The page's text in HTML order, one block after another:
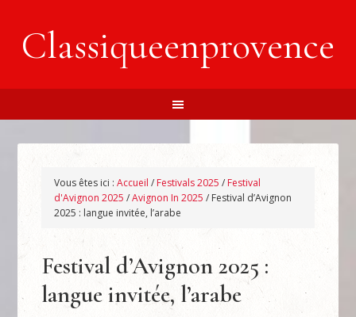
Classiqueenprovence
Vous êtes ici :Accueil / Festivals 2025 / Festival
d'Avignon 2025 /Avignon In 2025 / Festival d’Avignon
2025 : langue invitée, l’arabe
Festival d’Avignon 2025 :
langue invitée, l’arabe